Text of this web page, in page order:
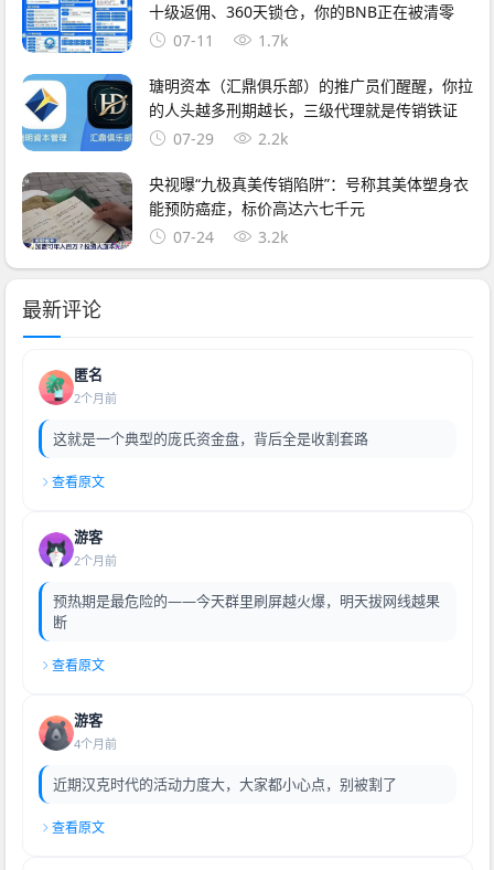
十级返佣、360天锁仓，你的BNB正在被清零
07-11
1.7k
瑭明资本（汇鼎俱乐部）的推广员们醒醒，你拉
的人头越多刑期越长，三级代理就是传销铁证
07-29
2.2k
央视曝“九极真美传销陷阱”：号称其美体塑身衣
能预防癌症，标价高达六七千元
07-24
3.2k
最新评论
匿名
2个月前
这就是一个典型的庞氏资金盘，背后全是收割套路
查看原文
游客
2个月前
预热期是最危险的——今天群里刷屏越火爆，明天拔网线越果
断
查看原文
游客
4个月前
近期汉克时代的活动力度大，大家都小心点，别被割了
查看原文